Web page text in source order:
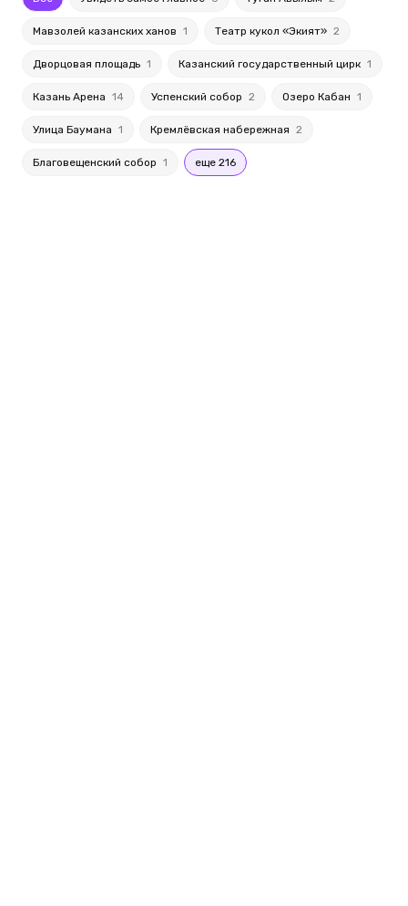
Мавзолей казанских ханов 1 Театр кукол «Экият» 2
Дворцовая площадь 1 Казанский государственный цирк 1
Казань Арена 14 Успенский собор 2 Озеро Кабан 1
Улица Баумана 1 Кремлёвская набережная 2
Благовещенский собор 1 еще 216